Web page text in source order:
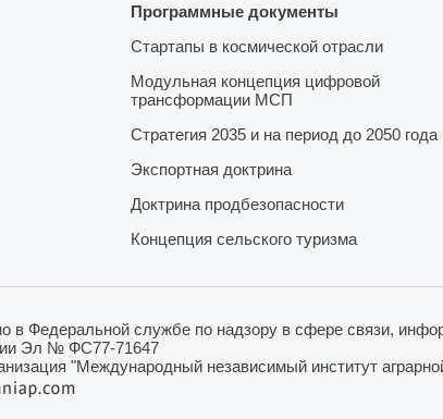
Программные документы
Стартапы в космической отрасли
Модульная концепция цифровой
трансформации МСП
Стратегия 2035 и на период до 2050 года
Экспортная доктрина
Доктрина продбезопасности
Концепция сельского туризма
Федеральной службе по надзору в сфере связи,
Эл № ФС77-71647
"Международный независимый институт